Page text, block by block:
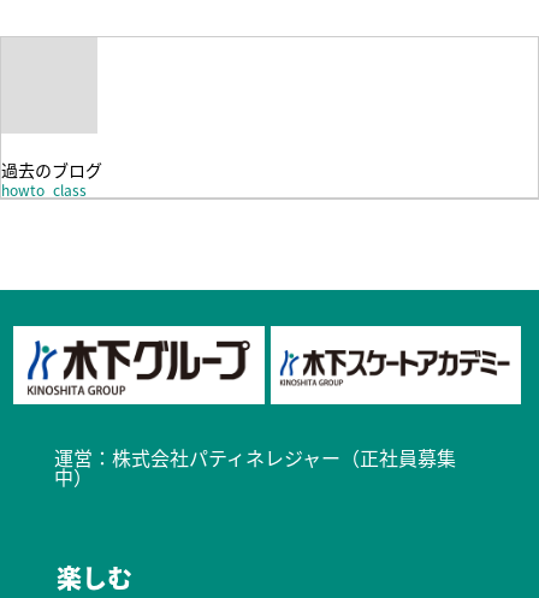
過去のブログ
howto_class
運営： 株式会社パティネレジャー（正社員募集
中）​
楽しむ